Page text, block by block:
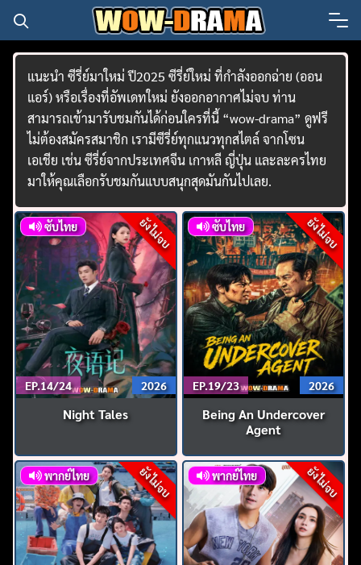
content
แนะนำ ซีรี่ย์มาใหม่ ปี2025 ซีรี่ย์ใหม่ ที่กำลังออกฉ่าย (ออน
แอร์) หรือเรื่องที่อัพเดทใหม่ ยังออกอากาศไม่จบ ท่าน
สามารถเข้ามารับชมกันได้ก่อนใครที่นี้ “wow-drama” ดูฟรี
ไม่ต้องสมัครสมาชิก เรามีซีรี่ย์ทุกแนวทุกสไตล์ จากโซน
เอเชีย เช่น ซีรี่ย์จากประเทศจีน เกาหลี ญี่ปุ่น และละครไทย
มาให้คุณเลือกรับชมกันแบบสนุกสุดมันกันไปเลย.
ยังไม่จบ
ซับไทย
EP.14/24 2026
Night Tales
ยังไม่จบ
ซับไทย
EP.19/23 2026
Being An Undercover
Agent
ยังไม่จบ
พากย์ไทย ยังไม่จบ
พากย์ไทย